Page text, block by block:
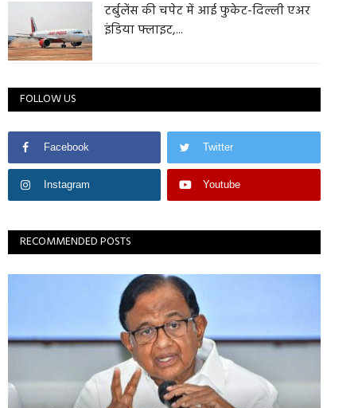
टर्बुलेंस की चपेट में आई फुकेट-दिल्ली एअर
इंडिया फ्लाइट,...
FOLLOW US
Facebook Twitter
Instagram Youtube
RECOMMENDED POSTS